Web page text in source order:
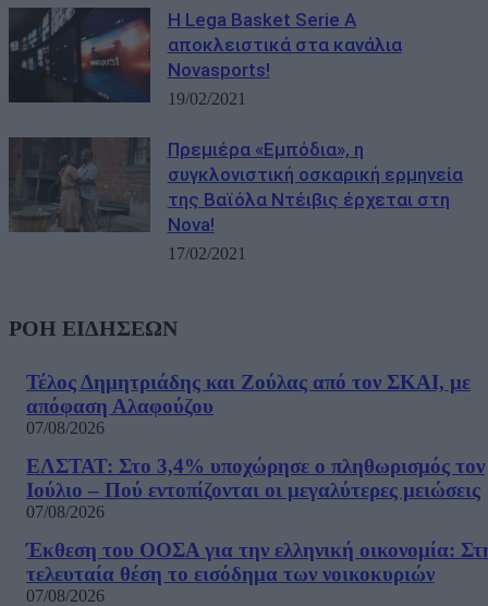
Η Lega Basket Serie A
αποκλειστικά στα κανάλια
Novasports!
19/02/2021
Πρεμιέρα «Εμπόδια», η
συγκλονιστική οσκαρική ερμηνεία
της Βαϊόλα Ντέιβις έρχεται στη
Nova!
17/02/2021
ΡΟΗ ΕΙΔΗΣΕΩΝ
Τέλος Δημητριάδης και Ζούλας από τον ΣΚΑΙ, με
απόφαση Αλαφούζου
07/08/2026
ΕΛΣΤΑΤ: Στο 3,4% υποχώρησε ο πληθωρισμός τον
Ιούλιο – Πού εντοπίζονται οι μεγαλύτερες μειώσεις
07/08/2026
Έκθεση του ΟΟΣΑ για την ελληνική οικονομία:
τελευταία θέση το εισόδημα των νοικοκυριών
07/08/2026